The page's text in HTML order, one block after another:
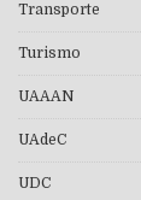
Transporte
Turismo
UAAAN
UAdeC
UDC